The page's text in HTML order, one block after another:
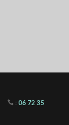
: 06 72 35